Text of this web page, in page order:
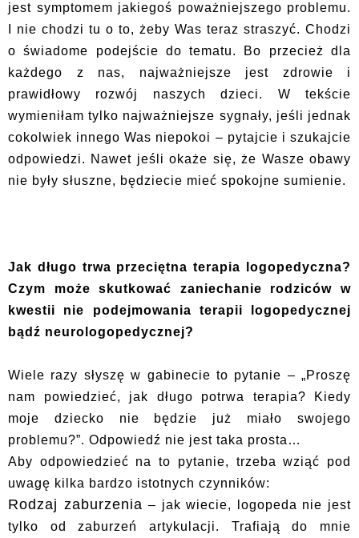
jest symptomem jakiegoś poważniejszego problemu.
I nie chodzi tu o to, żeby Was teraz straszyć. Chodzi
o świadome podejście do tematu. Bo przecież dla
każdego z nas, najważniejsze jest zdrowie i
prawidłowy rozwój naszych dzieci. W tekście
wymieniłam tylko najważniejsze sygnały, jeśli jednak
cokolwiek innego Was niepokoi – pytajcie i szukajcie
odpowiedzi. Nawet jeśli okaże się, że Wasze obawy
nie były słuszne, będziecie mieć spokojne sumienie.
Jak długo trwa przeciętna terapia logopedyczna?
Czym może skutkować zaniechanie rodziców w
kwestii nie podejmowania terapii logopedycznej
bądź neurologopedycznej?
Wiele razy słyszę w gabinecie to pytanie – „Proszę
nam powiedzieć, jak długo potrwa terapia? Kiedy
moje dziecko nie będzie już miało swojego
problemu?”. Odpowiedź nie jest taka prosta…
Aby odpowiedzieć na to pytanie, trzeba wziąć pod
uwagę kilka bardzo istotnych czynników:
Rodzaj zaburzenia– jak wiecie, logopeda nie jest
tylko od zaburzeń artykulacji. Trafiają do mnie